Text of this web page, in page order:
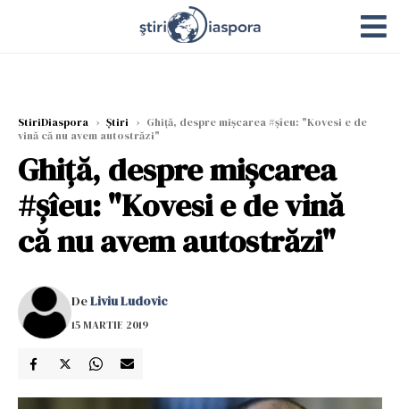
StiriDiaspora › Știri › Ghiță, despre mișcarea #șîeu: "Kovesi e de
vină că nu avem autostrăzi"
Ghiță, despre mișcarea
#șîeu: "Kovesi e de vină
că nu avem autostrăzi"
DeLiviu Ludovic
15 MARTIE 2019